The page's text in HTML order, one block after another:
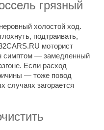
грязный
холостой ход.
подтраивать,
моторист
симптом — замедленный
Если расход
— тоже повод
случаях загорается